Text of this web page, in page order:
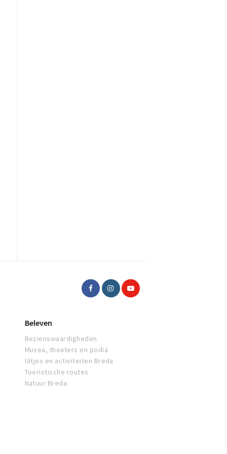
Beleven
Bezienswaardigheden
Musea, theaters en podia
Uitjes en activiteiten Breda
Toeristische routes
Natuur Breda